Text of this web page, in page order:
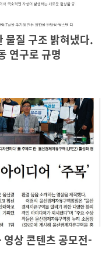
물질 구조 밝혀냈다.
연구로 규명